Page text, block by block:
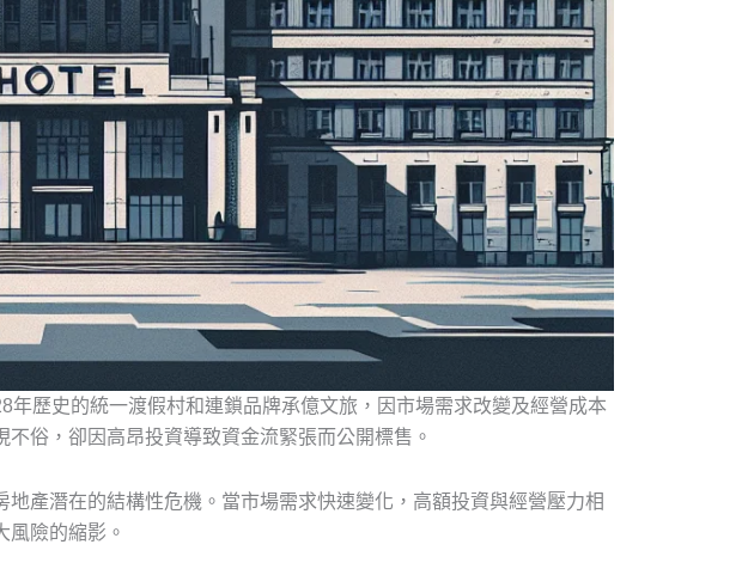
歷史的統一渡假村和連鎖品牌承億文旅，因市場需求改變及經營成本
俗，卻因高昂投資導致資金流緊張而公開標售。
產潛在的結構性危機。當市場需求快速變化，高額投資與經營壓力相
風險的縮影。